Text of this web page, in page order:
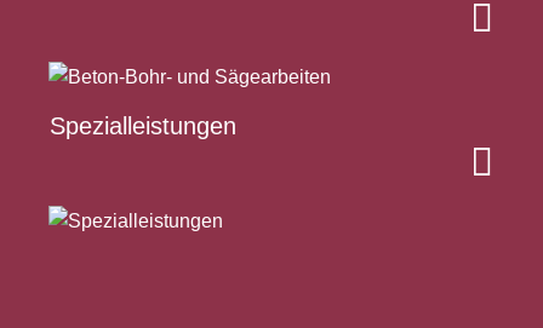
Spezialleistungen